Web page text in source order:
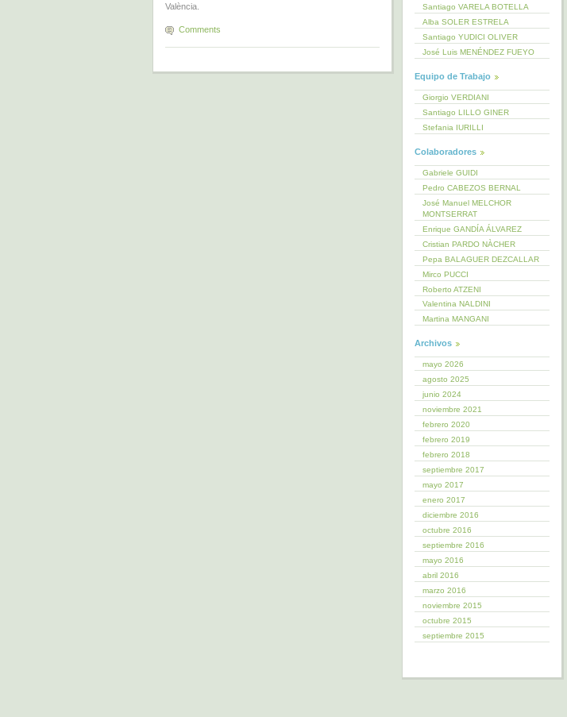
València.
Comments
Santiago VARELA BOTELLA
Alba SOLER ESTRELA
Santiago YUDICI OLIVER
José Luis MENÉNDEZ FUEYO
Equipo de Trabajo
Giorgio VERDIANI
Santiago LILLO GINER
Stefania IURILLI
Colaboradores
Gabriele GUIDI
Pedro CABEZOS BERNAL
José Manuel MELCHOR
MONTSERRAT
Enrique GANDÍA ÁLVAREZ
Cristian PARDO NÀCHER
Pepa BALAGUER DEZCALLAR
Mirco PUCCI
Roberto ATZENI
Valentina NALDINI
Martina MANGANI
Archivos
mayo 2026
agosto 2025
junio 2024
noviembre 2021
febrero 2020
febrero 2019
febrero 2018
septiembre 2017
mayo 2017
enero 2017
diciembre 2016
octubre 2016
septiembre 2016
mayo 2016
abril 2016
marzo 2016
noviembre 2015
octubre 2015
septiembre 2015